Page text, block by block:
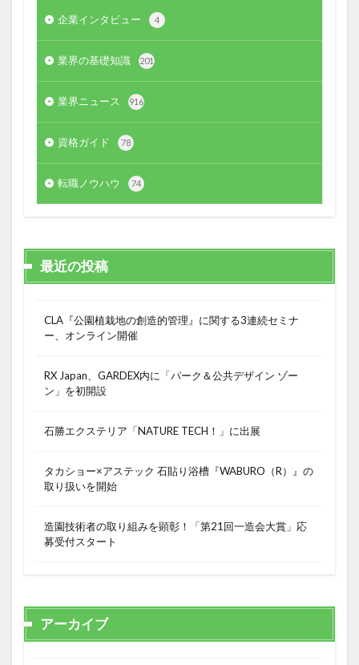
企業インタビュー 4
業界の基礎知識 201
業界ニュース 916
資格ガイド 78
転職ノウハウ 74
最近の投稿
CLA『公園植栽地の創造的管理』に関する3連続セミナ
ー、オンライン開催
RX Japan、GARDEX内に「パーク＆公共デザイン ゾー
ン」を初開設
石勝エクステリア「NATURE TECH！」に出展
タカショー×アステック 石貼り浴槽『WABURO（R）』の
取り扱いを開始
造園技術者の取り組みを顕彰！「第21回一造会大賞」応
募受付スタート
アーカイブ